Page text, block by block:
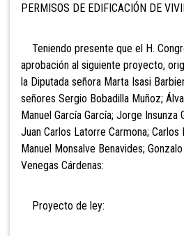
PERMISOS DE EDIFICACIÓN DE
Teniendo presente que el H.
aprobación al siguiente proyecto,
la Diputada señora Marta Isasi
señores Sergio Bobadilla Muñoz;
Manuel García García; Jorge Insunza
Juan Carlos Latorre Carmona;
Manuel Monsalve Benavides;
Venegas Cárdenas:
Proyecto de ley: